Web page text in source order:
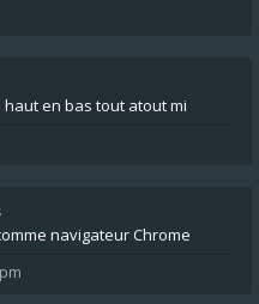
en bas tout atout mi
navigateur Chrome